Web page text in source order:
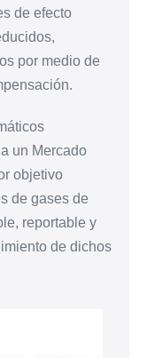
de efecto
por medio de
un Mercado
objetivo
de gases de
reportable y
de dichos